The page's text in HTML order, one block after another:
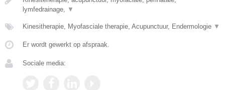
lymfedrainage, ▼
Kinesitherapie, Myofasciale therapie, Acupunctuur, Endermologie ▼
Er wordt gewerkt op afspraak.
Sociale media: